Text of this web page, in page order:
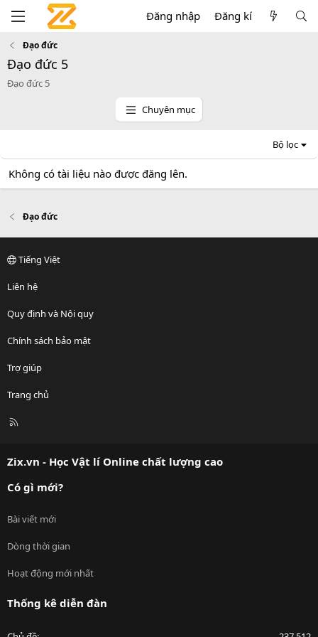
Đăng nhập Đăng kí
Đạo đức
Đạo đức 5
Đạo đức 5
Chuyên mục
Bộ lọc
Không có tài liệu nào được đăng lên.
Đạo đức
Tiếng Việt
Liên hệ
Quy định và Nội quy
Chính sách bảo mật
Trợ giúp
Trang chủ
R
Zix.vn - Học Vật lí Online chất lượng cao
Có gì mới?
Bài viết mới
Dòng thời gian
Hoạt động mới nhất
Thống kê diễn đàn